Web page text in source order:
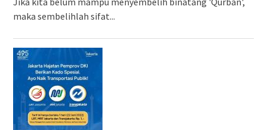
maka sembelihlah sifat...